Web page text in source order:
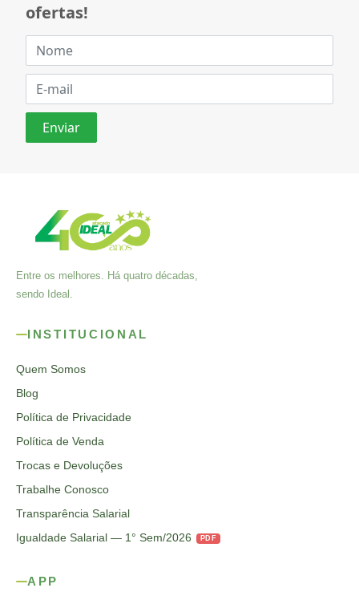
ofertas!
Entre os melhores. Há quatro décadas,
sendo Ideal.
INSTITUCIONAL
Quem Somos
Blog
Política de Privacidade
Política de Venda
Trocas e Devoluções
Trabalhe Conosco
Transparência Salarial
Igualdade Salarial — 1° Sem/2026
PDF
APP